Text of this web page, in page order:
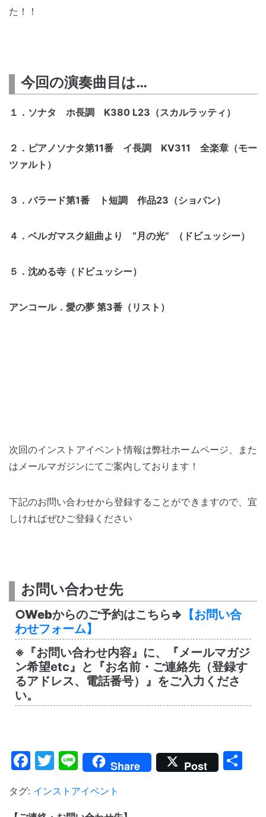
た！！
今回の演奏曲目は…
１．ソナタ ホ長調 K380 L23（スカルラッティ）
２．ピアノソナタ第11番 イ長調 KV311 全楽章（モー
ツァルト）
３．バラード第1番 ト短調 作品23（ショパン）
４．ベルガマスク組曲より “月の光” （ドビュッシー）
５．沈める寺（ドビュッシー）
アンコール．愛の夢 第3番（リスト）
次回のインストアイベント情報は弊社ホームページ、また
はメールマガジンにてご案内しております！
下記のお問い合わせから登録することができますので、宜
しければぜひご登録ください
お問い合わせ先
○Webからのご予約はこちら⇒ 【お問い合
わせフォーム】
※『お問い合わせ内容』に、『メールマガジ
ン希望etc』と『お名前・ご連絡先（登録す
るアドレス、電話番号）』をご入力くださ
い。
Facebook
Twitter
LineShare Post
タグ: インストアイベント